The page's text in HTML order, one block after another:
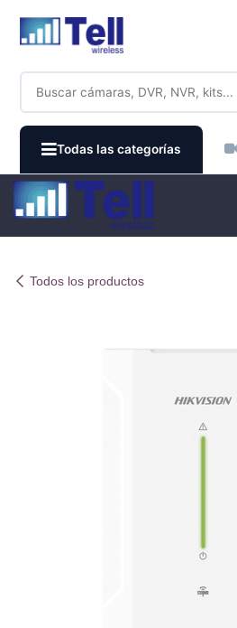
Todas las categorías
Todos los productos